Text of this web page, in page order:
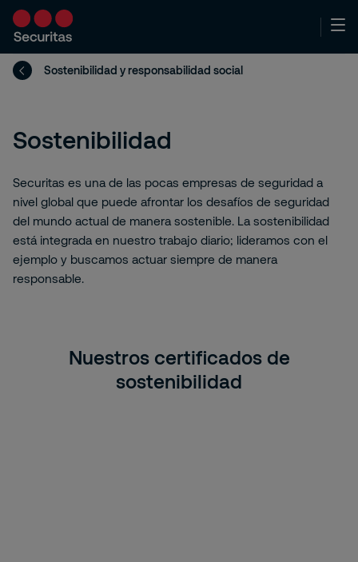
Sostenibilidad y responsabilidad social
Sostenibilidad
Securitas es una de las pocas empresas de seguridad a
nivel global que puede afrontar los desafíos de seguridad
del mundo actual de manera sostenible. La sostenibilidad
está integrada en nuestro trabajo diario; lideramos con el
ejemplo y buscamos actuar siempre de manera
responsable.
Nuestros certificados de
sostenibilidad